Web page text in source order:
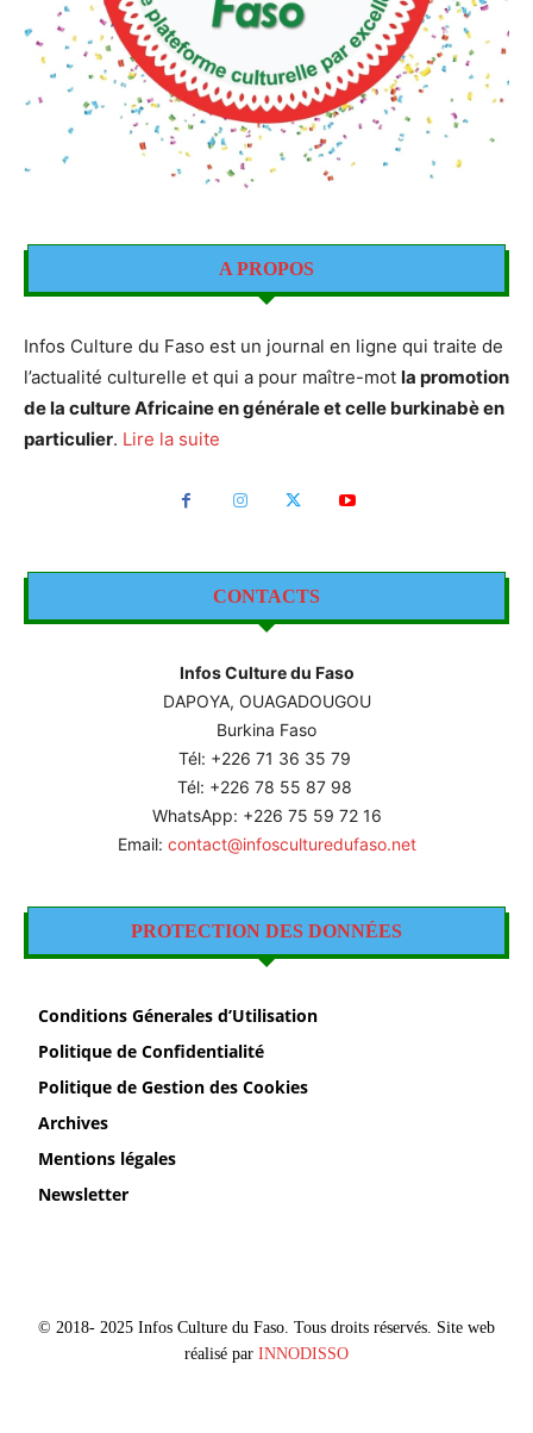
A PROPOS
Infos Culture du Faso est un journal en ligne qui traite de
l’actualité culturelle et qui a pour maître-mot la promotion
de la culture Africaine en générale et celle burkinabè en
particulier. Lire la suite
CONTACTS
Infos Culture du Faso
DAPOYA, OUAGADOUGOU
Burkina Faso
Tél: +226 71 36 35 79
Tél: +226 78 55 87 98
WhatsApp: +226 75 59 72 16
Email: contact@infosculturedufaso.net
PROTECTION DES DONNÉES
Conditions Génerales d’Utilisation
Politique de Confidentialité
Politique de Gestion des Cookies
Archives
Mentions légales
Newsletter
© 2018- 2025 Infos Culture du Faso. Tous droits réservés. Site web
réalisé par INNODISSO